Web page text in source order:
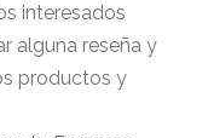
interesados
alguna reseña y
productos y